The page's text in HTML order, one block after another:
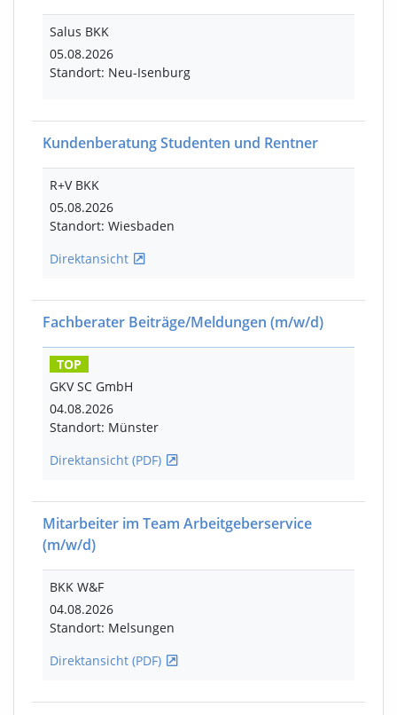
Salus BKK
05.08.2026
Standort: Neu-Isenburg
Kundenberatung Studenten und Rentner
R+V BKK
05.08.2026
Standort: Wiesbaden
Direktansicht
Fachberater Beiträge/Meldungen (m/w/d)
TOP
GKV SC GmbH
04.08.2026
Standort: Münster
Direktansicht (PDF)
Mitarbeiter im Team Arbeitgeberservice
(m/w/d)
BKK W&F
04.08.2026
Standort: Melsungen
Direktansicht (PDF)